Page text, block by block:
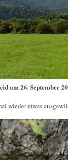
am 26. September
wieder etwas